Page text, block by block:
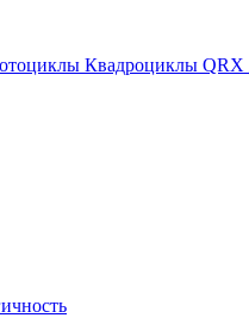
Квадроциклы QRX